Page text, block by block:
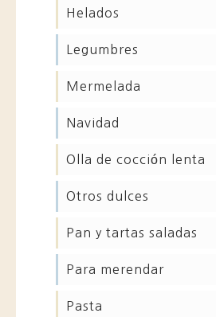
helados
legumbres
mermelada
navidad
olla de cocción lenta
otros dulces
pan y tartas saladas
para merendar
pasta